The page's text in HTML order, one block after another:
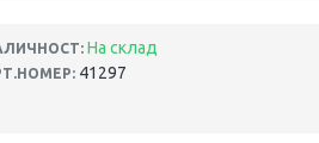
На склад
41297